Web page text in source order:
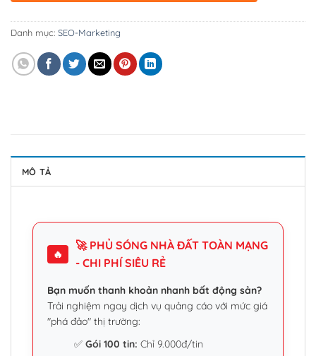
Danh mục: SEO-Marketing
MÔ TẢ
🔥
🚀 PHỦ SÓNG NHÀ ĐẤT TOÀN MẠNG
- CHI PHÍ SIÊU RẺ
Bạn muốn thanh khoản nhanh bất động sản?
Trải nghiệm ngay dịch vụ quảng cáo với mức giá
"phá đảo" thị trường:
✅Gói 100 tin: Chỉ 9.000đ/tin